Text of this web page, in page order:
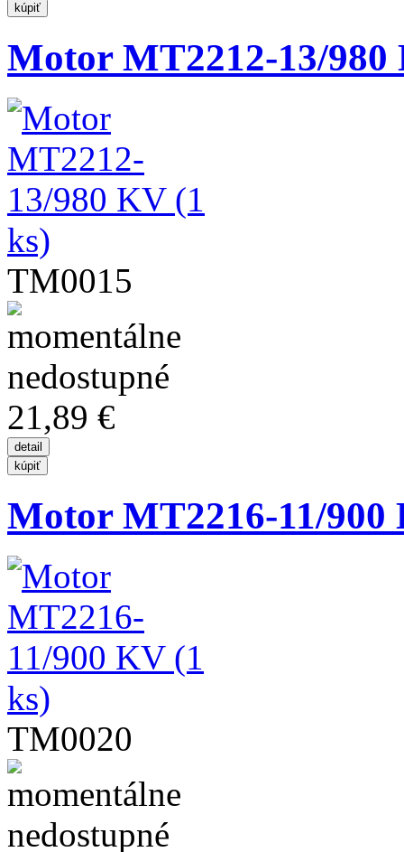
Motor MT2212-13/980
TM0015
21,89 €
Motor MT2216-11/900
TM0020